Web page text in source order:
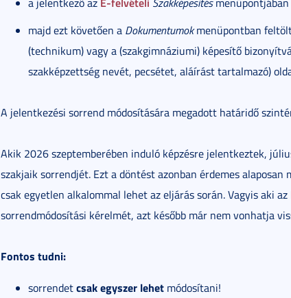
majd ezt követően a Dokumentumokmenüpontban
(technikum) vagy a (szakgimnáziumi) képesítő
szakképzettség nevét, pecsétet, aláírást tartalmazó)
A jelentkezési sorrend módosítására megadott határidő
Akik 2026 szeptemberében induló képzésre jelentkeztek,
szakjaik sorrendjét. Ezt a döntést azonban érdemes
csak egyetlen alkalommal lehet az eljárás során. Vagyis aki az
sorrendmódosítási kérelmét, azt később már nem vonhatja
Fontos tudni:
sorrendetcsak egyszer lehet módosítani!